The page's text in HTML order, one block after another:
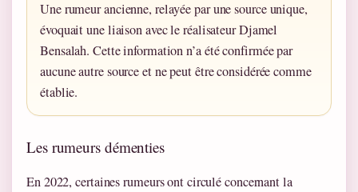
Une rumeur ancienne, relayée par une source unique,
évoquait une liaison avec le réalisateur Djamel
Bensalah. Cette information n’a été confirmée par
aucune autre source et ne peut être considérée comme
établie.
Les rumeurs démenties
En 2022, certaines rumeurs ont circulé concernant la